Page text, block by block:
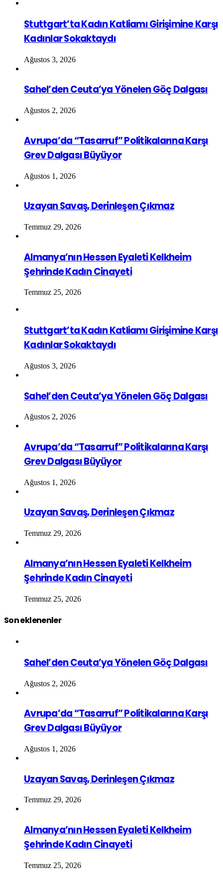
Stuttgart’ta Kadın Katliamı Girişimine Karşı
Kadınlar Sokaktaydı
Ağustos 3, 2026
Sahel’den Ceuta’ya Yönelen Göç Dalgası
Ağustos 2, 2026
Avrupa’da “Tasarruf” Politikalarına Karşı
Grev Dalgası Büyüyor
Ağustos 1, 2026
Uzayan Savaş, Derinleşen Çıkmaz
Temmuz 29, 2026
Almanya’nın Hessen Eyaleti Kelkheim
Şehrinde Kadın Cinayeti
Temmuz 25, 2026
Stuttgart’ta Kadın Katliamı Girişimine Karşı
Kadınlar Sokaktaydı
Ağustos 3, 2026
Sahel’den Ceuta’ya Yönelen Göç Dalgası
Ağustos 2, 2026
Avrupa’da “Tasarruf” Politikalarına Karşı
Grev Dalgası Büyüyor
Ağustos 1, 2026
Uzayan Savaş, Derinleşen Çıkmaz
Temmuz 29, 2026
Almanya’nın Hessen Eyaleti Kelkheim
Şehrinde Kadın Cinayeti
Temmuz 25, 2026
Son eklenenler
Sahel’den Ceuta’ya Yönelen Göç Dalgası
Ağustos 2, 2026
Avrupa’da “Tasarruf” Politikalarına Karşı
Grev Dalgası Büyüyor
Ağustos 1, 2026
Uzayan Savaş, Derinleşen Çıkmaz
Temmuz 29, 2026
Almanya’nın Hessen Eyaleti Kelkheim
Şehrinde Kadın Cinayeti
Temmuz 25, 2026